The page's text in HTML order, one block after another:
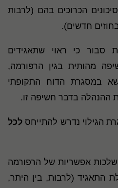
הכרוכים בהם (לרבות
חדשים).
סבור כי ראוי שתאגידים
מהותית בגין הרפורמה,
במסגרת הדוח התקופתי
הגילוי נדרש להתייחס לכל
אפשריות של הרפורמה
התאגיד (לרבות, בין היתר,